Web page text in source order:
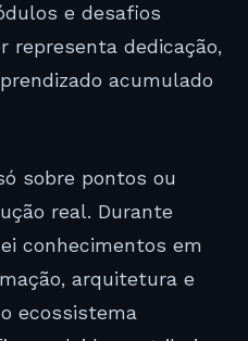
e desafios
representa dedicação,
acumulado
sobre pontos ou
real. Durante
conhecimentos em
arquitetura e
ecossistema